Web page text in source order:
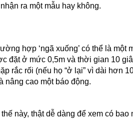
ra một mẫu hay không.
hợp ‘ngã xuống’ có thể là
đặt ở mức 0,5m và thời gian 10
rắc rối (nếu họ “ở lại” vì dài hơn
cao một báo động.
này, thật dễ dàng để xem có